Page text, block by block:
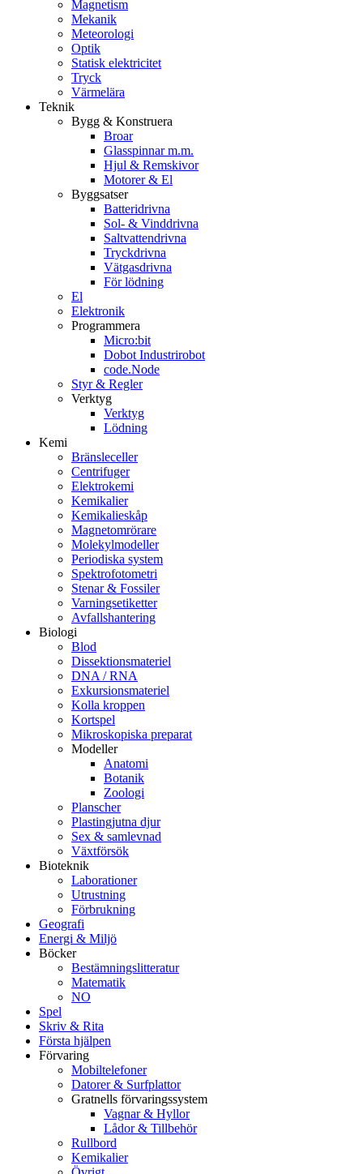
Magnetism
Mekanik
Meteorologi
Optik
Statisk elektricitet
Tryck
Värmelära
Teknik
Bygg & Konstruera
Broar
Glasspinnar m.m.
Hjul & Remskivor
Motorer & El
Byggsatser
Batteridrivna
Sol- & Vinddrivna
Saltvattendrivna
Tryckdrivna
Vätgasdrivna
För lödning
El
Elektronik
Programmera
Micro:bit
Dobot Industrirobot
code.Node
Styr & Regler
Verktyg
Verktyg
Lödning
Kemi
Bränsleceller
Centrifuger
Elektrokemi
Kemikalier
Kemikalieskåp
Magnetomrörare
Molekylmodeller
Periodiska system
Spektrofotometri
Stenar & Fossiler
Varningsetiketter
Avfallshantering
Biologi
Blod
Dissektionsmateriel
DNA / RNA
Exkursionsmateriel
Kolla kroppen
Kortspel
Mikroskopiska preparat
Modeller
Anatomi
Botanik
Zoologi
Planscher
Plastingjutna djur
Sex & samlevnad
Växtförsök
Bioteknik
Laborationer
Utrustning
Förbrukning
Geografi
Energi & Miljö
Böcker
Bestämningslitteratur
Matematik
NO
Spel
Skriv & Rita
Första hjälpen
Förvaring
Mobiltelefoner
Datorer & Surfplattor
Gratnells förvaringssystem
Vagnar & Hyllor
Lådor & Tillbehör
Rullbord
Kemikalier